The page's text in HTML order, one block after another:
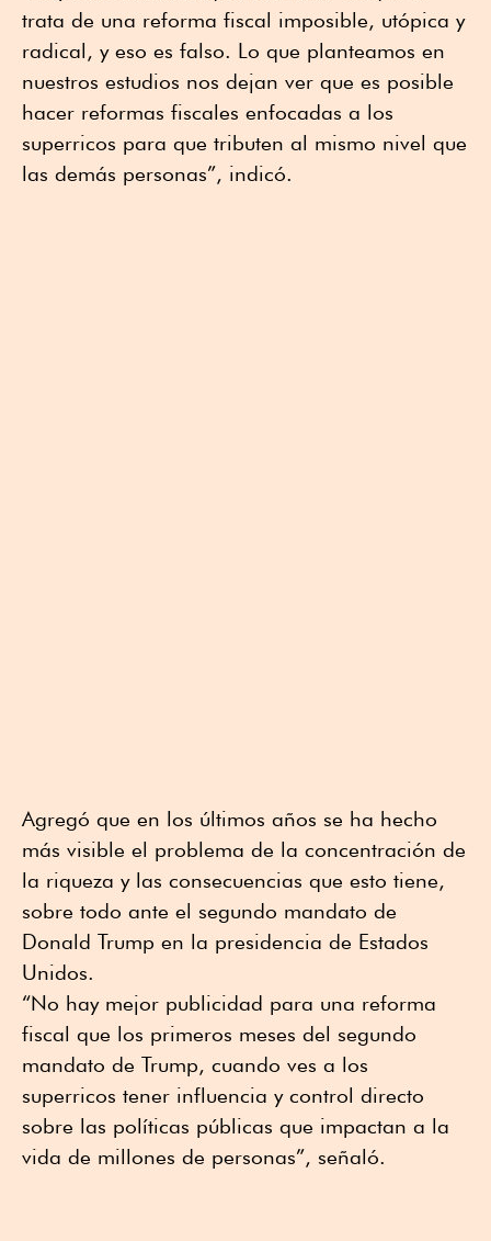
trata de una reforma fiscal imposible, utópica y
radical, y eso es falso. Lo que planteamos en
nuestros estudios nos dejan ver que es posible
hacer reformas fiscales enfocadas a los
superricos para que tributen al mismo nivel que
las demás personas”, indicó.
Agregó que en los últimos años se ha hecho
más visible el problema de la concentración de
la riqueza y las consecuencias que esto tiene,
sobre todo ante el segundo mandato de
Donald Trump en la presidencia de Estados
Unidos.
“No hay mejor publicidad para una reforma
fiscal que los primeros meses del segundo
mandato de Trump, cuando ves a los
superricos tener influencia y control directo
sobre las políticas públicas que impactan a la
vida de millones de personas”, señaló.